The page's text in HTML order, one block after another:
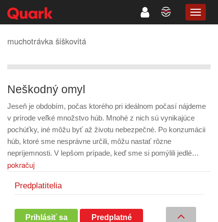
muchotrávka šiškovitá
Neškodný omyl
Jeseň je obdobím, počas ktorého pri ideálnom počasí nájdeme
v prírode veľké množstvo húb. Mnohé z nich sú vynikajúce
pochúťky, iné môžu byť až životu nebezpečné. Po konzumácii
húb, ktoré sme nesprávne určili, môžu nastať rôzne
nepríjemnosti. V lepšom prípade, keď sme si pomýlili jedlé…
pokračuj
Predplatitelia
Prihlásiť sa Predplatné